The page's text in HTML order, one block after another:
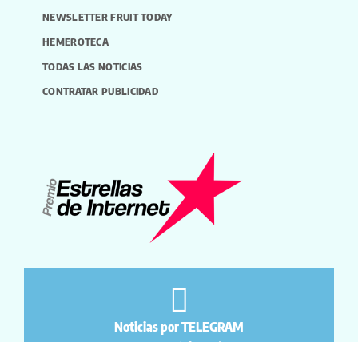
NEWSLETTER FRUIT TODAY
HEMEROTECA
TODAS LAS NOTICIAS
CONTRATAR PUBLICIDAD
Noticias por TELEGRAM